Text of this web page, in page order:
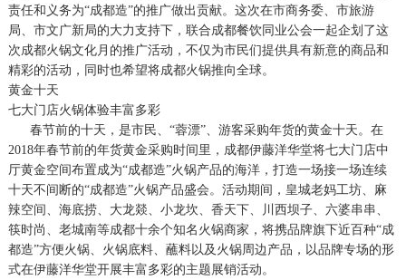
责任和义务为“成都造”的推广做出贡献。这次在市商务委、市旅游
局、市文广新局的大力支持下，联合成都餐饮同业公会一起企划了这
次成都火锅文化月的推广活动，不仅为市民们提供具有新意的商品和
精彩的活动，同时也希望将成都火锅推向全球。
黄金十天
七大门店火锅体验丰富多彩
春节前的十天，是市民、“蓉漂”、游客采购年货的黄金十天。在
2018年春节前的年货黄金采购时间里，成都伊藤洋华堂将七大门店中
厅黄金空间布置成为“成都造”火锅产品的海洋，打造一场接一场连续
十天不间断的“成都造”火锅产品盛会。活动期间，皇城老妈工坊、麻
辣空间、海底捞、大龙燚、小龙坎、香天下、川西坝子、六婆串串、
筷时尚、老城南等成都十余个知名火锅商家，将携品牌旗下近百种“成
都造”方便火锅、火锅底料、蘸料以及火锅周边产品，以品牌专场的形
式在伊藤洋华堂开展丰富多彩的主题展销活动。